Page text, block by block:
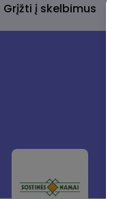
Grįžti į skelbimus